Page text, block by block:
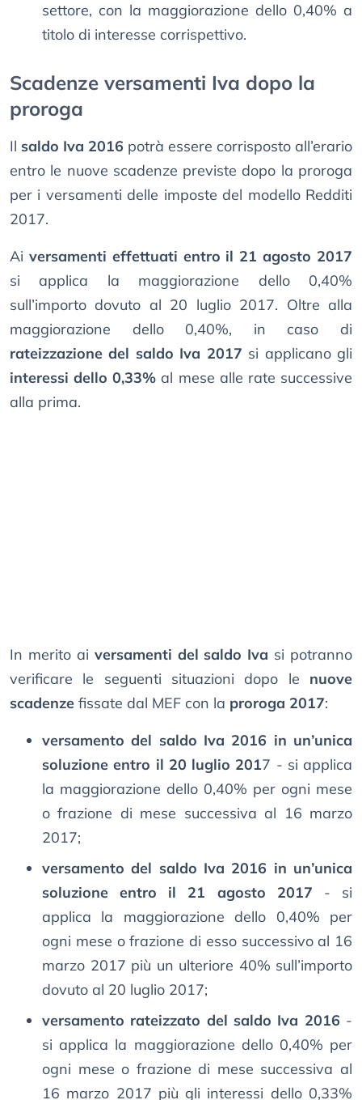
settore, con la maggiorazione dello 0,40% a
titolo di interesse corrispettivo.
Scadenze versamenti Iva dopo la
proroga
Il saldo Iva 2016 potrà essere corrisposto all’erario
entro le nuove scadenze previste dopo la proroga
per i versamenti delle imposte del modello Redditi
2017.
Ai versamenti effettuati entro il 21 agosto 2017
si applica la maggiorazione dello 0,40%
sull’importo dovuto al 20 luglio 2017. Oltre alla
maggiorazione dello 0,40%, in caso di
rateizzazione del saldo Iva 2017 si applicano gli
interessi dello 0,33% al mese alle rate successive
alla prima.
In merito ai versamenti del saldo Iva si potranno
verificare le seguenti situazioni dopo le nuove
scadenze fissate dal MEF con la proroga 2017:
versamento del saldo Iva 2016 in un’unica
soluzione entro il 20 luglio 2017 - si applica
la maggiorazione dello 0,40% per ogni mese
o frazione di mese successiva al 16 marzo
2017;
versamento del saldo Iva 2016 in un’unica
soluzione entro il 21 agosto 2017 - si
applica la maggiorazione dello 0,40% per
ogni mese o frazione di esso successivo al 16
marzo 2017 più un ulteriore 40% sull’importo
dovuto al 20 luglio 2017;
versamento rateizzato del saldo Iva 2016 -
si applica la maggiorazione dello 0,40% per
ogni mese o frazione di mese successiva al
16 marzo 2017 più gli interessi dello 0,33%